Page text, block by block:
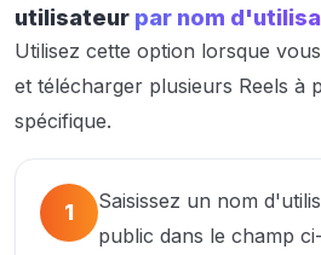
utilisateur par nom
Utilisez cette option lorsque
et télécharger plusieurs Reels à
spécifique.
1
Saisissez un nom
public dans le champ